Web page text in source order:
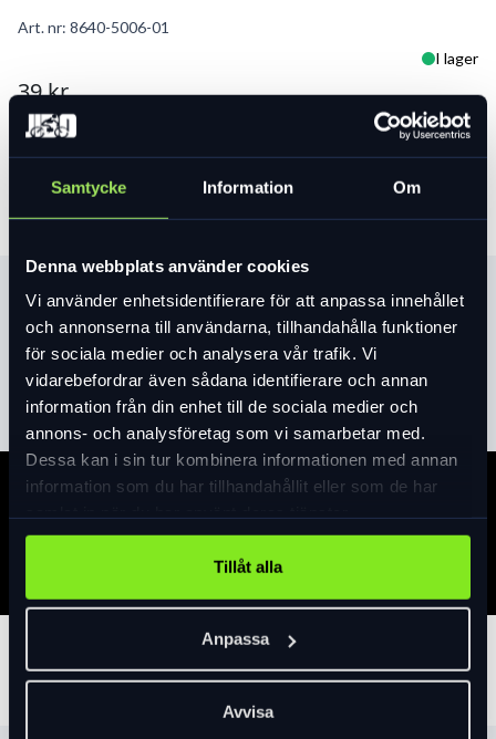
Samtycke Information Om
Denna webbplats använder cookies
Vi använder enhetsidentifierare för att anpassa innehållet
och annonserna till användarna, tillhandahålla funktioner
för sociala medier och analysera vår trafik. Vi
vidarebefordrar även sådana identifierare och annan
information från din enhet till de sociala medier och
annons- och analysföretag som vi samarbetar med.
Dessa kan i sin tur kombinera informationen med annan
information som du har tillhandahållit eller som de har
Tillåt alla
Anpassa
Avvisa
Art. nr: 8640-5006-01
I lager
39 kr
Produktinformation
Läs merexpand_more
Specifikation
Tillbehör